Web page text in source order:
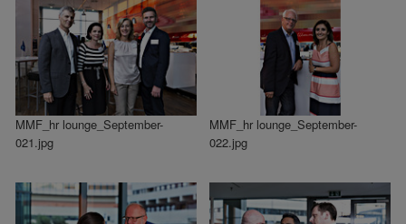
MMF_hr lounge_September-
021.jpg
MMF_hr lounge_September-
022.jpg